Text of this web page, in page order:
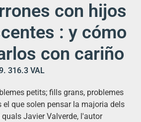
con hijos
: y cómo
con cariño
316.3 VAL
petits; fills grans, problemes
el que solen pensar la majoria dels
Javier Valverde, l'autor